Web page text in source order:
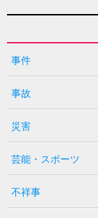
事件
事故
災害
芸能・スポーツ
不祥事